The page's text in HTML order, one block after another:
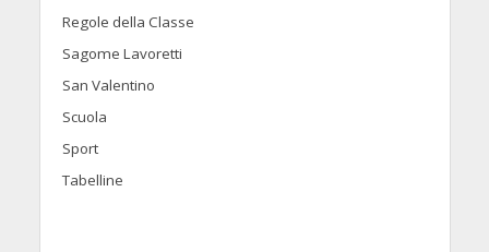
Regole della Classe
Sagome Lavoretti
San Valentino
Scuola
Sport
Tabelline